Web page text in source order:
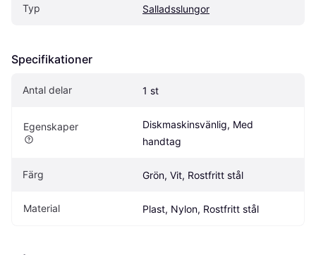
Typ Salladsslungor
Specifikationer
Antal delar 1 st
Egenskaper
Diskmaskinsvänlig, Med
handtag
Färg Grön, Vit, Rostfritt stål
Material Plast, Nylon, Rostfritt stål